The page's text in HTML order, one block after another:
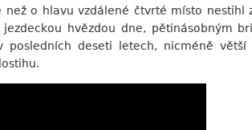
než o hlavu vzdálené čtvrté místo nestihl
hvězdou dne, pětinásobným
deseti letech, nicméně